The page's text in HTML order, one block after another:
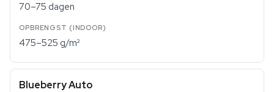
70–75 dagen
475–525 g/m²
Blueberry Auto